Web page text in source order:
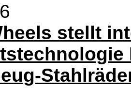
stellt